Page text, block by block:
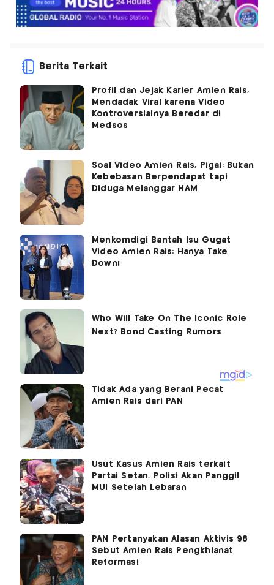
Berita Terkait
Profil dan Jejak Karier Amien Rais,
Mendadak Viral karena Video
Kontroversialnya Beredar di
Medsos
Soal Video Amien Rais, Pigai: Bukan
Kebebasan Berpendapat tapi
Diduga Melanggar HAM
Menkomdigi Bantah Isu Gugat
Video Amien Rais: Hanya Take
Down!
Tidak Ada yang Berani Pecat
Amien Rais dari PAN
Usut Kasus Amien Rais terkait
Partai Setan, Polisi Akan Panggil
MUI Setelah Lebaran
PAN Pertanyakan Alasan Aktivis 98
Sebut Amien Rais Pengkhianat
Reformasi